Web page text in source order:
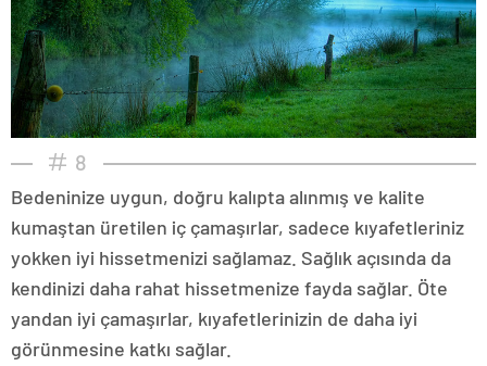
8
Bedeninize uygun, doğru kalıpta alınmış ve kalite
kumaştan üretilen iç çamaşırlar, sadece kıyafetleriniz
yokken iyi hissetmenizi sağlamaz. Sağlık açısında da
kendinizi daha rahat hissetmenize fayda sağlar. Öte
yandan iyi çamaşırlar, kıyafetlerinizin de daha iyi
görünmesine katkı sağlar.